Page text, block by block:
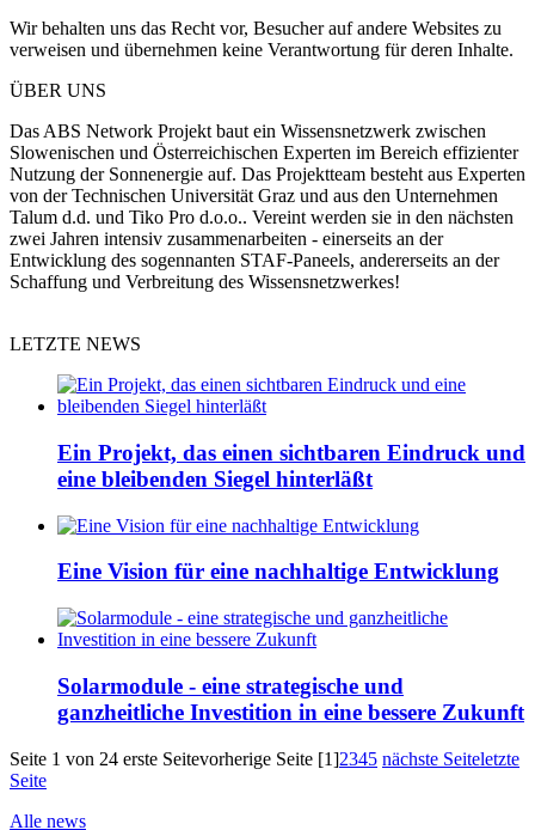
Wir behalten uns das Recht vor, Besucher auf andere Websites zu
verweisen und übernehmen keine Verantwortung für deren Inhalte.
ÜBER UNS
Das ABS Network Projekt baut ein Wissensnetzwerk zwischen
Slowenischen und Österreichischen Experten im Bereich effizienter
Nutzung der Sonnenergie auf. Das Projektteam besteht aus Experten
von der Technischen Universität Graz und aus den Unternehmen
Talum d.d. und Tiko Pro d.o.o.. Vereint werden sie in den nächsten
zwei Jahren intensiv zusammenarbeiten - einerseits an der
Entwicklung des sogennanten STAF-Paneels, andererseits an der
Schaffung und Verbreitung des Wissensnetzwerkes!
LETZTE NEWS
Ein Projekt, das einen sichtbaren Eindruck und
eine bleibenden Siegel hinterläßt
Eine Vision für eine nachhaltige Entwicklung
Solarmodule - eine strategische und
ganzheitliche Investition in eine bessere Zukunft
Seite 1 von 24 erste Seitevorherige Seite [1]2345 nächste Seiteletzte
Seite
Alle news